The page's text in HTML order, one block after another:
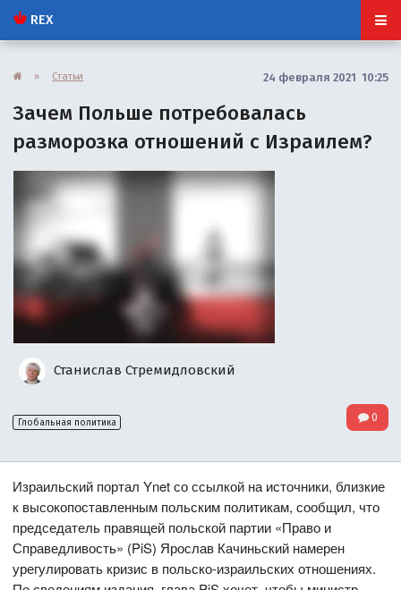
REX
» Статьи 24 февраля 2021 10:25
Зачем Польше потребовалась
разморозка отношений с Израилем?
Станислав Стремидловский
Глобальная политика 0
Израильский портал Ynet со ссылкой на источники, близкие
к высокопоставленным польским политикам, сообщил, что
председатель правящей польской партии «Право и
Справедливость» (PiS) Ярослав Качиньский намерен
урегулировать кризис в польско-израильских отношениях.